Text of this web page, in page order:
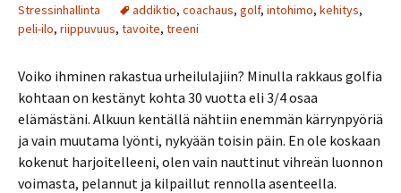
Stressinhallinta
addiktio, coachaus, golf, intohimo, kehitys,
peli-ilo, riippuvuus, tavoite, treeni
Voiko ihminen rakastua urheilulajiin? Minulla rakkaus golfia
kohtaan on kestänyt kohta 30 vuotta eli 3/4 osaa
elämästäni. Alkuun kentällä nähtiin enemmän kärrynpyöriä
ja vain muutama lyönti, nykyään toisin päin. En ole koskaan
kokenut harjoitelleeni, olen vain nauttinut vihreän luonnon
voimasta, pelannut ja kilpaillut rennolla asenteella.